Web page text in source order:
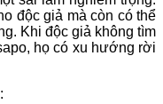
độc giả mà còn có thể
Khi độc giả không tìm
họ có xu hướng rời